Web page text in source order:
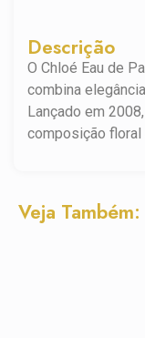
Descrição
O Chloé Eau de
combina
Lançado em
composição floral
Veja Também: